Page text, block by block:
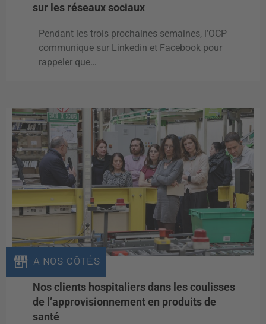
sur les réseaux sociaux
Pendant les trois prochaines semaines, l’OCP
communique sur Linkedin et Facebook pour
rappeler que…
A NOS CÔTÉS
Nos clients hospitaliers dans les coulisses
de l’approvisionnement en produits de
santé